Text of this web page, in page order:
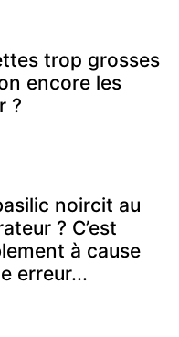
trop grosses
encore les
?
noircit au
? C’est
à cause
erreur...